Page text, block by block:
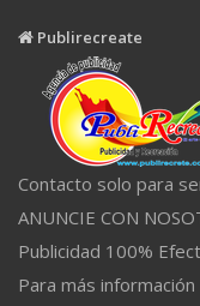
Publirecreate
Contacto solo para
ANUNCIE CON
Publicidad 100%
Para más información